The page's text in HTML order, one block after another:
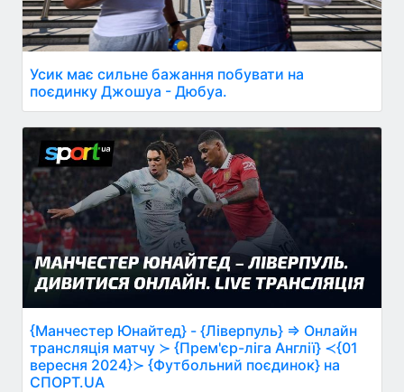
Усик має сильне бажання побувати на
поєдинку Джошуа - Дюбуа.
{Манчестер Юнайтед} - {Ліверпуль} ⇒ Онлайн
трансляція матчу ≻ {Прем'єр-ліга Англії} ≺{01
вересня 2024}≻ {Футбольний поєдинок} на
СПОРТ.UA